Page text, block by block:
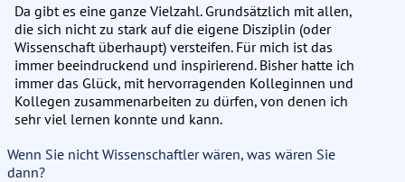
Da gibt es eine ganze Vielzahl. Grundsätzlich mit allen,
die sich nicht zu stark auf die eigene Disziplin (oder
Wissenschaft überhaupt) versteifen. Für mich ist das
immer beeindruckend und inspirierend. Bisher hatte ich
immer das Glück, mit hervorragenden Kolleginnen und
Kollegen zusammenarbeiten zu dürfen, von denen ich
sehr viel lernen konnte und kann.
Wenn Sie nicht Wissenschaftler wären, was wären Sie
dann?